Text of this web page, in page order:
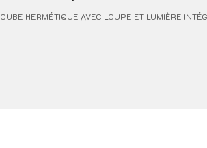
CUBE HERMÉTIQUE AVEC LOUPE ET LUMIÈRE